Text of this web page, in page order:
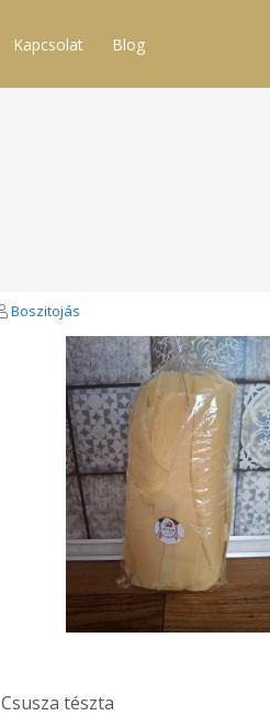
Kapcsolat Blog
Boszitojás
Csusza tészta